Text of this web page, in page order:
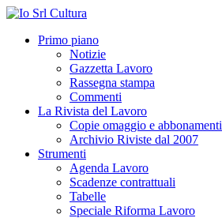
Primo piano
Notizie
Gazzetta Lavoro
Rassegna stampa
Commenti
La Rivista del Lavoro
Copie omaggio e abbonamenti
Archivio Riviste dal 2007
Strumenti
Agenda Lavoro
Scadenze contrattuali
Tabelle
Speciale Riforma Lavoro